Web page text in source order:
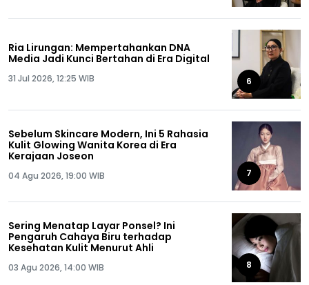
Ria Lirungan: Mempertahankan DNA
Media Jadi Kunci Bertahan di Era Digital
31 Jul 2026, 12:25 WIB 6
Sebelum Skincare Modern, Ini 5 Rahasia
Kulit Glowing Wanita Korea di Era
Kerajaan Joseon
04 Agu 2026, 19:00 WIB 7
Sering Menatap Layar Ponsel? Ini
Pengaruh Cahaya Biru terhadap
Kesehatan Kulit Menurut Ahli
03 Agu 2026, 14:00 WIB 8